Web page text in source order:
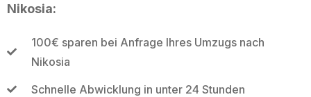
Nikosia:
100€ sparen bei Anfrage Ihres Umzugs nach
Nikosia
Schnelle Abwicklung in unter 24 Stunden